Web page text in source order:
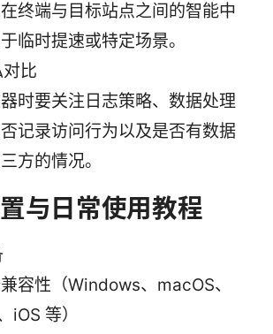
终端与目标站点之间的智能中
临时提速或特定场景。
比
时要关注日志策略、数据处理
记录访问行为以及是否有数据
方的情况。
与日常使用教程
容性（Windows、macOS、
iOS 等）